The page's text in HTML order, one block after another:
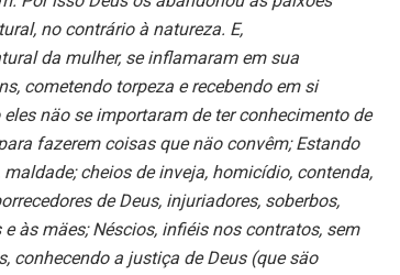
no contrário à natureza. E,
da mulher, se inflamaram em sua
cometendo torpeza e recebendo em si
näo se importaram de ter conhecimento de
fazerem coisas que näo convêm; Estando
cheios de inveja, homicídio, contenda,
de Deus, injuriadores, soberbos,
às mäes; Néscios, infiéis nos contratos, sem
conhecendo a justiça de Deus (que säo